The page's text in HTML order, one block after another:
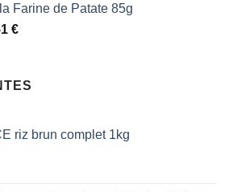
:
€.
est :
0,51 €.
Farine de Patate 85g
:
€Le
est :
riz brun complet 1kg